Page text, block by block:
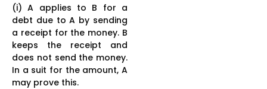
(i) A applies to B for a
debt due to A by sending
a receipt for the money. B
keeps the receipt and
does not send the money.
In a suit for the amount, A
may prove this.